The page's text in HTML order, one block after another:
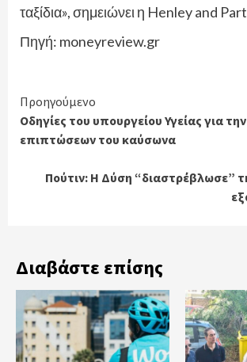
ταξίδια», σημειώνει η Henley and
Πηγή: moneyreview.gr
Continue
Reading
Προηγούμενο
Οδηγίες του υπουργείου Υγείας για
επιπτώσεων του καύσωνα
Πούτιν: Η Δύση “διαστρέβλωσε”
Διαβάστε επίσης